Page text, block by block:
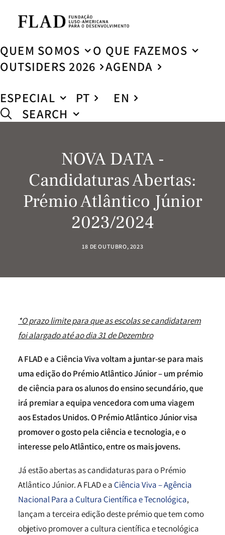
QUEM SOMOS
O QUE FAZEMOS
OUTSIDERS 2026
AGENDA
ESPECIAL
PT
EN
SEARCH
NOVA DATA -
Candidaturas Abertas:
Prémio Atlântico Júnior
2023/2024
18 DE OUTUBRO, 2023
*O prazo limite para que as escolas se candidatarem
foi alargado até ao dia 31 de Dezembro
A FLAD e a Ciência Viva voltam a juntar-se para mais
uma edição do Prémio Atlântico Júnior – um prémio
de ciência para os alunos do ensino secundário, que
irá premiar a equipa vencedora com uma viagem
aos Estados Unidos. O Prémio Atlântico Júnior visa
promover o gosto pela ciência e tecnologia, e o
interesse pelo Atlântico, entre os mais jovens.
Já estão abertas as candidaturas para o Prémio
Atlântico Júnior. A FLAD e a Ciência Viva – Agência
Nacional Para a Cultura Científica e Tecnológica,
lançam a terceira edição deste prémio que tem como
objetivo promover a cultura científica e tecnológica